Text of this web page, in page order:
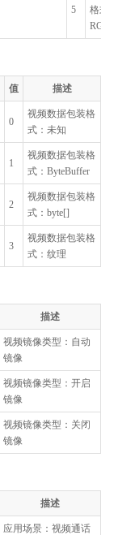
5
格式：
RGBA
值 描述
0
视频数据包装格
式：未知
1
视频数据包装格
式：ByteBuffer
2
视频数据包装格
式：byte[]
3
视频数据包装格
式：纹理
描述
视频镜像类型：自动
镜像
视频镜像类型：开启
镜像
视频镜像类型：关闭
镜像
描述
应用场景：视频通话